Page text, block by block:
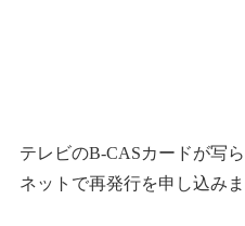
テレビのB-CASカードが写
ネットで再発行を申し込みま